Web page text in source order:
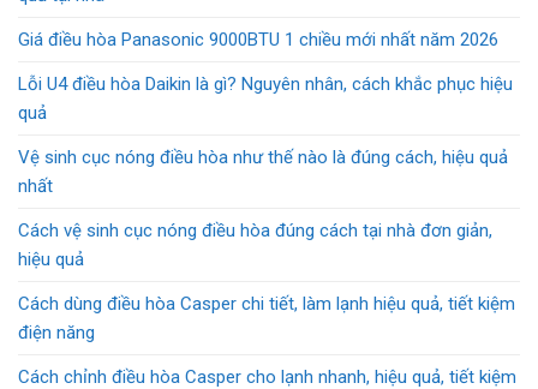
Giá điều hòa Panasonic 9000BTU 1 chiều mới nhất năm 2026
Lỗi U4 điều hòa Daikin là gì? Nguyên nhân, cách khắc phục hiệu
quả
Vệ sinh cục nóng điều hòa như thế nào là đúng cách, hiệu quả
nhất
Cách vệ sinh cục nóng điều hòa đúng cách tại nhà đơn giản,
hiệu quả
Cách dùng điều hòa Casper chi tiết, làm lạnh hiệu quả, tiết kiệm
điện năng
Cách chỉnh điều hòa Casper cho lạnh nhanh, hiệu quả, tiết kiệm